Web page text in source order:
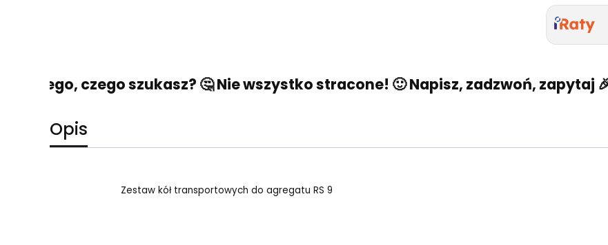
tego, czego szukasz? 🤔 Nie wszystko stracone! 🙂 Napisz, zadzwoń, zapytaj 🎉
Opis
Zestaw kół transportowych do agregatu RS 9